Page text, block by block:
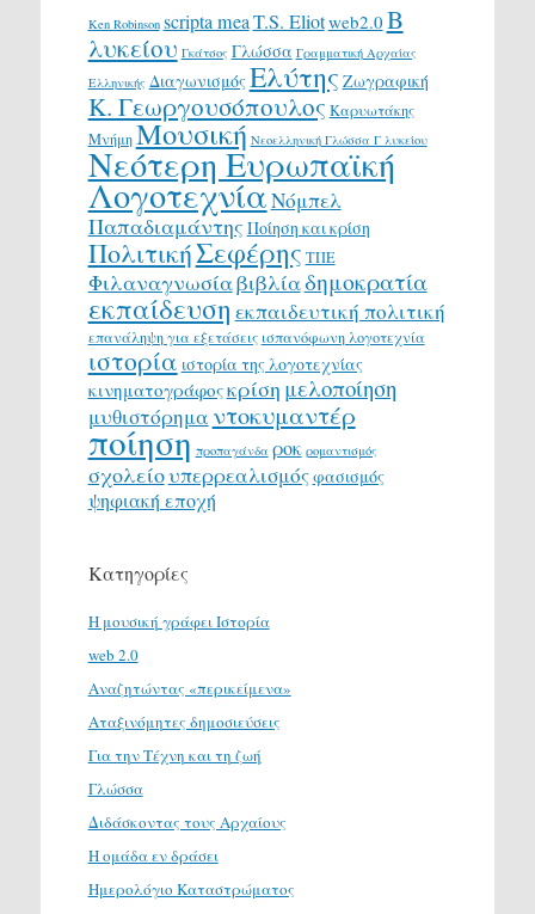
Ken Robinson scripta meaT.S. Eliotweb2.0 Β
λυκείου Γκάτσος Γλώσσα Γραμματική Αρχαίας
Ελληνικής ΔιαγωνισμόςΕλύτης Ζωγραφική
Κ. Γεωργουσόπουλος Καρυωτάκης
ΜνήμηΜουσική Νεοελληνική Γλώσσα Γ λυκείου
Νεότερη Ευρωπαϊκή
ΛογοτεχνίαΝόμπελ
Παπαδιαμάντης Ποίηση και κρίση
ΠολιτικήΣεφέρης ΤΠΕ
Φιλαναγνωσίαβιβλίαδημοκρατία
εκπαίδευση εκπαιδευτική πολιτική
επανάληψη για εξετάσεις ισπανόφωνη λογοτεχνία
ιστορία ιστορία της λογοτεχνίας
κινηματογράφοςκρίση μελοποίηση
μυθιστόρημα ντοκυμαντέρ
ποίηση προπαγάνδα ροκ ρομαντισμός
σχολείουπερρεαλισμόςφασισμός
ψηφιακή εποχή
Κατηγορίες
H μουσική γράφει Ιστορία
web 2.0
Αναζητώντας «περικείμενα»
Αταξινόμητες δημοσιεύσεις
Για την Τέχνη και τη ζωή
Γλώσσα
Διδάσκοντας τους Αρχαίους
Η ομάδα εν δράσει
Ημερολόγιο Καταστρώματος